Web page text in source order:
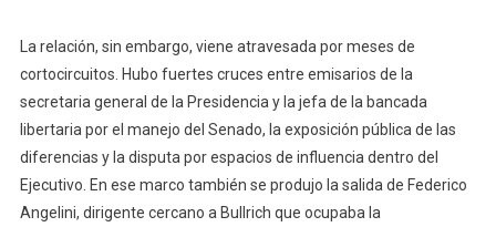
La relación, sin embargo, viene atravesada por meses de
cortocircuitos. Hubo fuertes cruces entre emisarios de la
secretaria general de la Presidencia y la jefa de la bancada
libertaria por el manejo del Senado, la exposición pública de las
diferencias y la disputa por espacios de influencia dentro del
Ejecutivo. En ese marco también se produjo la salida de Federico
Angelini, dirigente cercano a Bullrich que ocupaba la